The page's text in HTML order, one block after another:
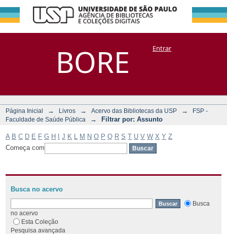
BORE
Filtrar por:
Assunto
DSpace/Manakin + CoriscoEntrar
Página Inicial → Livros → Acervo das Bibliotecas da USP →
FSP -
Faculdade de Saúde Pública
→ Filtrar por: Assunto
A B C D E F G H J K M N O P Q R S T U V W X Y Z
Começa com
Busca no acervo
Busca
no acervo
Esta Coleção
Pesquisa avançada